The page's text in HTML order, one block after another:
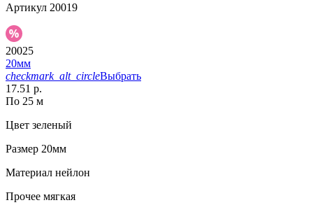
Артикул 20019
20025
20мм
checkmark_alt_circleВыбрать
17.51 р.
По 25 м
Цвет зеленый
Размер 20мм
Материал нейлон
Прочее мягкая